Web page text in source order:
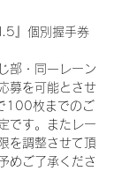
』個別握手券
部・同一レーン
募を可能とさせ
100枚までのご
です。またレー
を調整させて頂
めご了承くださ